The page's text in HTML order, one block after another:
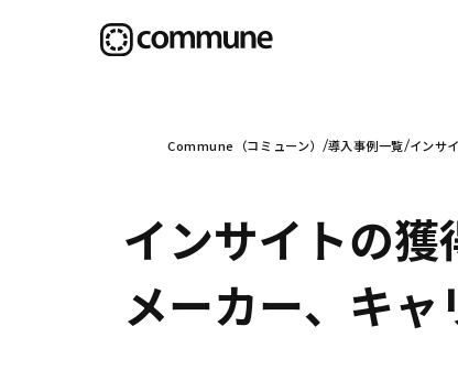
Commune（コミューン） 導入事例一覧 インサ
インサイトの獲
メーカー、キ